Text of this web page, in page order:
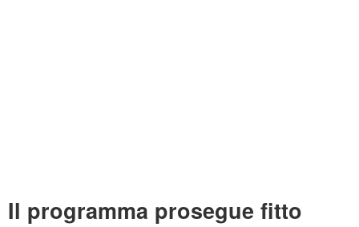
Il programma prosegue fitto